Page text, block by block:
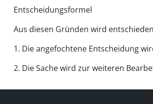
Entscheidungsformel
Aus diesen Gründen wird
1. Die angefochtene Entscheidung
2. Die Sache wird zur weiteren